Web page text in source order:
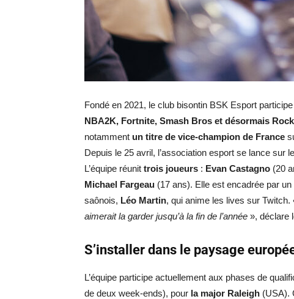
Fondé en 2021, le club bisontin BSK Esport
NBA2K, Fortnite, Smash Bros et désormais
notamment un titre de vice-champion de France
Depuis le 25 avril, l’association esport se lance sur le
L’équipe réunit trois joueurs : Evan Castagno (20
Michael Fargeau (17 ans). Elle est encadrée par un
saônois, Léo Martin, qui anime les lives sur Twitch.
aimerait la garder jusqu’à la fin de l’année », déclare
S’installer dans le paysage
L’équipe participe actuellement aux phases de
de deux week-ends), pour la major Raleigh (USA).